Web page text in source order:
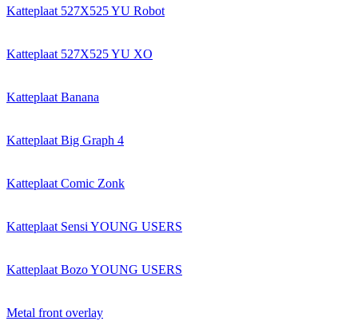
Katteplaat 527X525 YU Robot
Katteplaat 527X525 YU XO
Katteplaat Banana
Katteplaat Big Graph 4
Katteplaat Comic Zonk
Katteplaat Sensi YOUNG USERS
Katteplaat Bozo YOUNG USERS
Metal front overlay